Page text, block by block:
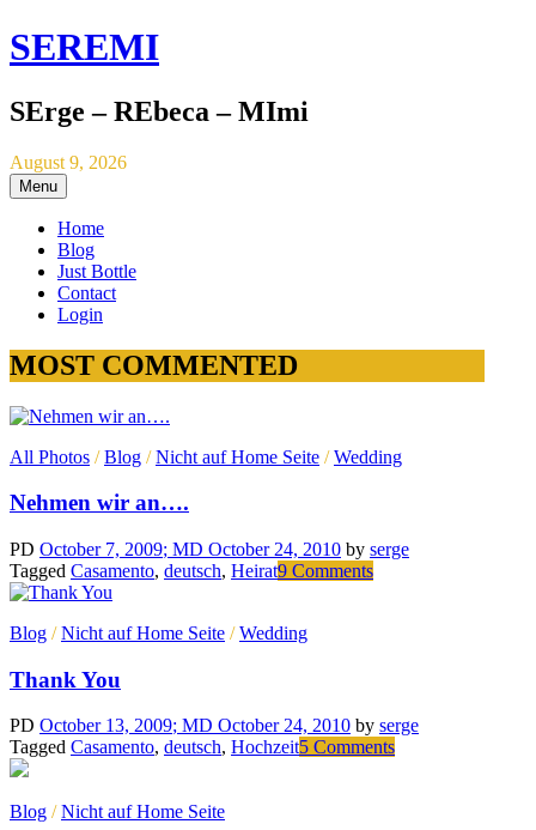
SEREMI
SErge – REbeca – MImi
August 9, 2026
Menu
Home
Blog
Just Bottle
Contact
Login
MOST COMMENTED
All Photos /Blog /Nicht auf Home Seite /Wedding
Nehmen wir an….
PD October 7, 2009; MD October 24, 2010 by serge
Tagged Casamento, deutsch, Heirat9 Commentson
Blog /Nicht auf Home Seite /Wedding
Thank You
PD October 13, 2009; MD October 24, 2010 by serge
Tagged Casamento, deutsch, Hochzeit5 Commentson
Blog /Nicht auf Home Seite